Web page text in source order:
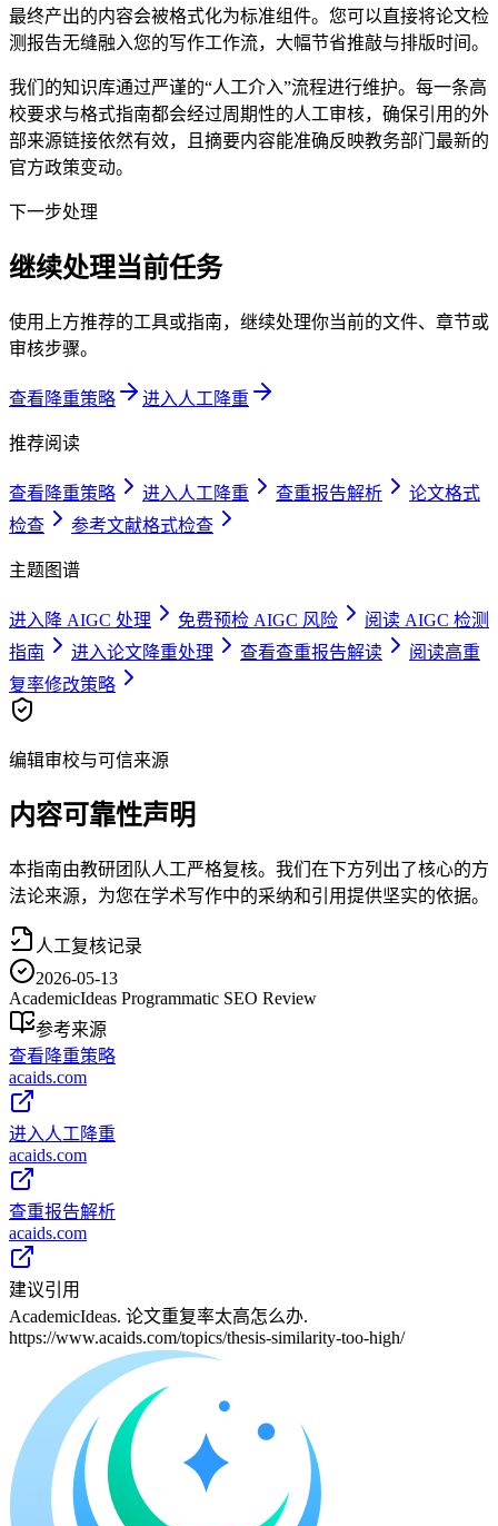
最终产出的内容会被格式化为标准组件。您可以直接将论文检
测报告无缝融入您的写作工作流，大幅节省推敲与排版时间。
我们的知识库通过严谨的“人工介入”流程进行维护。每一条高
校要求与格式指南都会经过周期性的人工审核，确保引用的外
部来源链接依然有效，且摘要内容能准确反映教务部门最新的
官方政策变动。
下一步处理
继续处理当前任务
使用上方推荐的工具或指南，继续处理你当前的文件、章节或
审核步骤。
查看降重策略 进入人工降重
推荐阅读
查看降重策略 进入人工降重 查重报告解析
论文格式
检查
参考文献格式检查
主题图谱
进入降 AIGC 处理 免费预检 AIGC 风险
阅读 AIGC 检测
指南
进入论文降重处理 查看查重报告解读
阅读高重
复率修改策略
编辑审校与可信来源
内容可靠性声明
本指南由教研团队人工严格复核。我们在下方列出了核心的方
法论来源，为您在学术写作中的采纳和引用提供坚实的依据。
人工复核记录
2026-05-13
AcademicIdeas Programmatic SEO Review
参考来源
查看降重策略
acaids.com
进入人工降重
acaids.com
查重报告解析
acaids.com
建议引用
AcademicIdeas. 论文重复率太高怎么办.
https://www.acaids.com/topics/thesis-similarity-too-high/